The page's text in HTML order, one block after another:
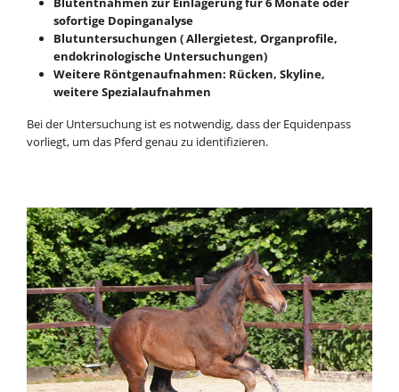
sofortige Dopinganalyse
Blutuntersuchungen ( Allergietest, Organprofile,
endokrinologische Untersuchungen)
Weitere Röntgenaufnahmen: Rücken, Skyline,
weitere Spezialaufnahmen
Bei der Untersuchung ist es notwendig, dass der Equidenpass
vorliegt, um das Pferd genau zu identifizieren.